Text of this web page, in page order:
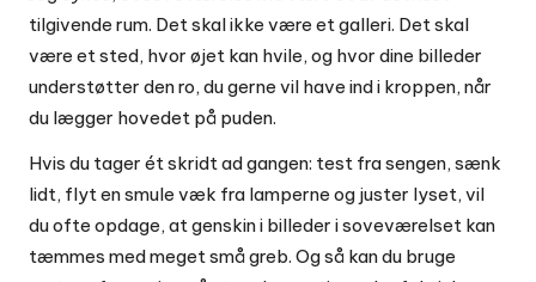
tilgivende rum. Det skal ikke være et galleri. Det skal
være et sted, hvor øjet kan hvile, og hvor dine billeder
understøtter den ro, du gerne vil have ind i kroppen, når
du lægger hovedet på puden.
Hvis du tager ét skridt ad gangen: test fra sengen, sænk
lidt, flyt en smule væk fra lamperne og juster lyset, vil
du ofte opdage, at genskin i billeder i soveværelset kan
tæmmes med meget små greb. Og så kan du bruge